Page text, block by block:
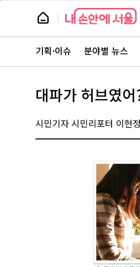
본
뉴
스
뉴
스
주
서
바
로
기획·이슈 분야별 뉴스
대파가 허브였어
시민기자 시민리포터 이현정
페